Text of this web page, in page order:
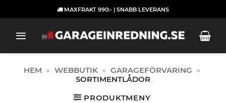
to
MAXFRAKT 990:- | SNABB LEVERANS
HEM » WEBBUTIK » GARAGEFÖRVARING »
SORTIMENTLÅDOR
PRODUKTMENY